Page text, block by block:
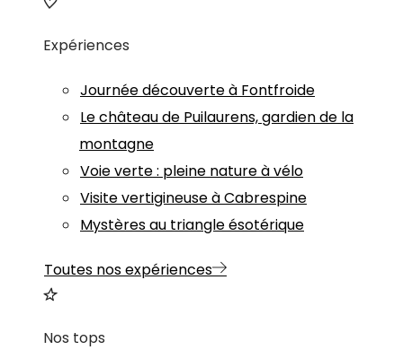
Expériences
Journée découverte à Fontfroide
Le château de Puilaurens, gardien de la
montagne
Voie verte : pleine nature à vélo
Visite vertigineuse à Cabrespine
Mystères au triangle ésotérique
Toutes nos expériences
Nos tops